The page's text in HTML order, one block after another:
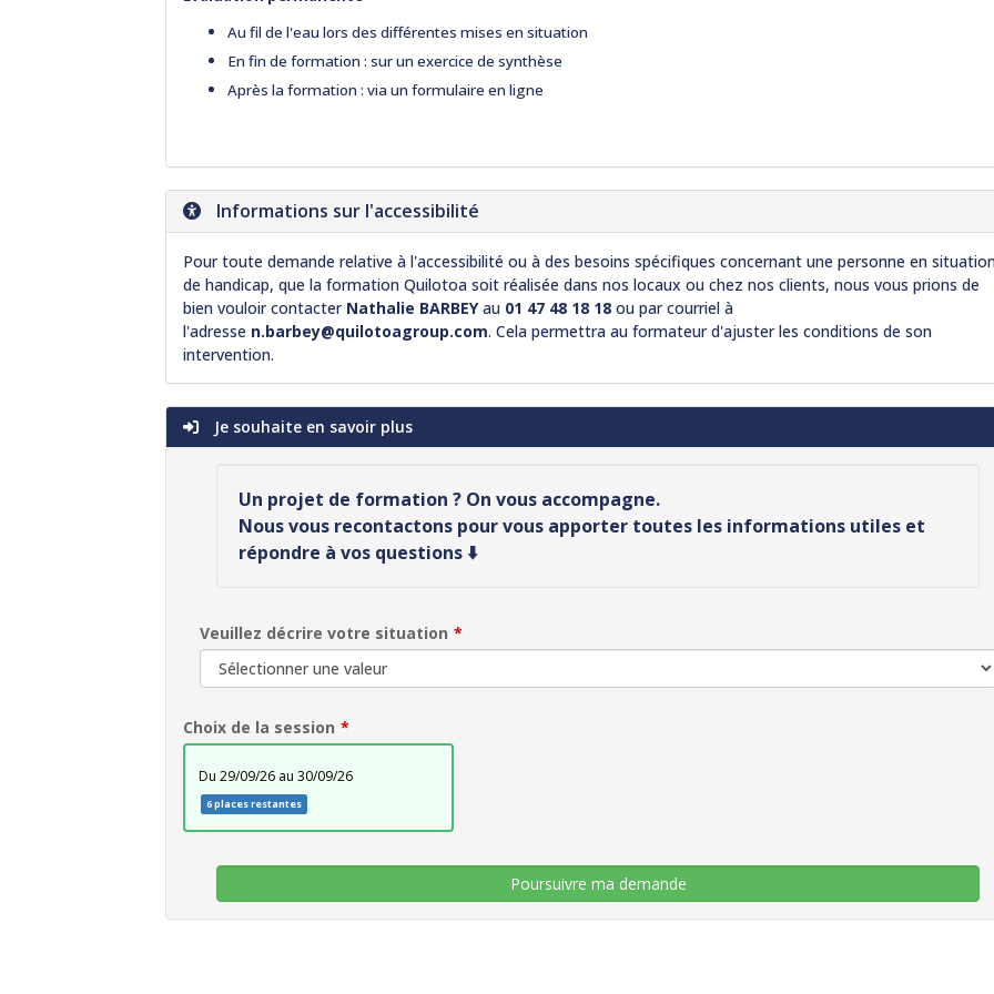
Au fil de l'eau lors des différentes mises en situation
En fin de formation : sur un exercice de synthèse
Après la formation : via un formulaire en ligne
Informations sur l'accessibilité
Pour toute demande relative à l'accessibilité ou à des besoins spécifiques concernant une personne en
de handicap, que la formation Quilotoa soit réalisée dans nos locaux ou chez nos clients, nous vous prions de
bien vouloir contacter Nathalie BARBEYau 01 47 48 18 18 ou par courriel à
l'adresse n.barbey@quilotoagroup.com. Cela permettra au formateur d'ajuster les conditions de son
intervention.
Je souhaite en savoir plus
Un projet de formation ? On vous accompagne.
Nous vous recontactons pour vous apporter toutes les informations utiles et
répondre à vos questions ⬇️
Veuillez décrire votre situation
Choix de la session
du 29/09/26 au 30/09/26
6 places restantes
Poursuivre ma demande